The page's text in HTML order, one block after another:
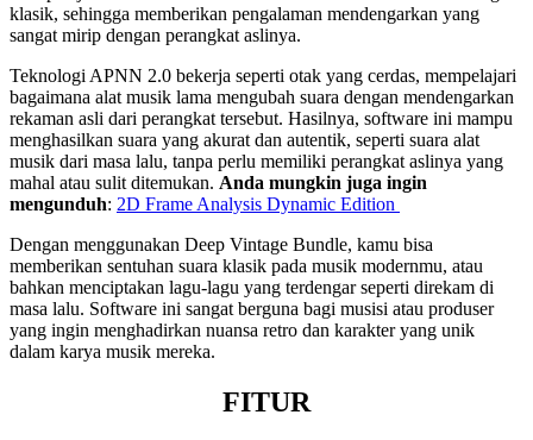
klasik, sehingga memberikan pengalaman mendengarkan yang
sangat mirip dengan perangkat aslinya.
Teknologi APNN 2.0 bekerja seperti otak yang cerdas, mempelajari
bagaimana alat musik lama mengubah suara dengan mendengarkan
rekaman asli dari perangkat tersebut. Hasilnya, software ini mampu
menghasilkan suara yang akurat dan autentik, seperti suara alat
musik dari masa lalu, tanpa perlu memiliki perangkat aslinya yang
mahal atau sulit ditemukan. Anda mungkin juga ingin
mengunduh: 2D Frame Analysis Dynamic Edition
Dengan menggunakan Deep Vintage Bundle, kamu bisa
memberikan sentuhan suara klasik pada musik modernmu, atau
bahkan menciptakan lagu-lagu yang terdengar seperti direkam di
masa lalu. Software ini sangat berguna bagi musisi atau produser
yang ingin menghadirkan nuansa retro dan karakter yang unik
dalam karya musik mereka.
FITUR